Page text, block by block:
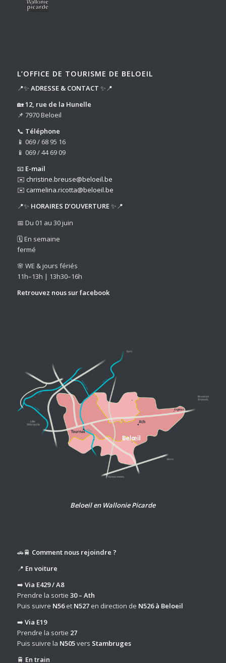
L’OFFICE DE TOURISME DE BELOEIL
📍✨ ADRESSE & CONTACT ✨📍
🏡12, rue de la Hunelle
📌 7970 Beloeil
📞 Téléphone
📱 069 / 68 95 16
📱 069 / 44 69 09
📧 E-mail
✉️ christine.breuse@beloeil.be
✉️ carmelina.ricotta@beloeil.be
📍✨ HORAIRES D’OUVERTURE✨📍
📅 Du 01 au 30 juin
🗓️ En semaine
fermé
🌸 WE & jours fériés
11h–13h | 13h30–16h
Retrouvez nous surfacebook
Beloeil en Wallonie Picarde
🚗🚆 Comment nous rejoindre ?
📍 En voiture
➡️ Via E429 / A8
Prendre la sortie 30 – Ath
Puis suivre N56et N527en direction de N526 à Beloeil
➡️ Via E19
Prendre la sortie 27
Puis suivre la N505vers Stambruges
🚆 En train